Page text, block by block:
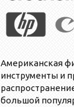
Американская
инструменты и
большой